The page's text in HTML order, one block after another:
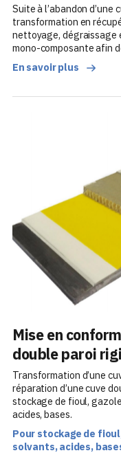
Suite à l’abandon d’une
transformation en
nettoyage, dégraissage
mono-composante afin
En savoir plus
Mise en
double paroi
Transformation d’une
réparation d’une cuve
stockage de fioul,
acides, bases.
Pour stockage de
solvants, acides,